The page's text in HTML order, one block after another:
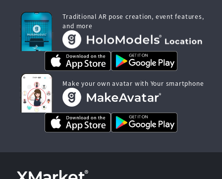
Traditional AR pose creation, event features,
and more
Make your own avatar with Your smartphone